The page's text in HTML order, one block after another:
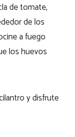
de tomate,
de los
a fuego
los huevos
y disfrute